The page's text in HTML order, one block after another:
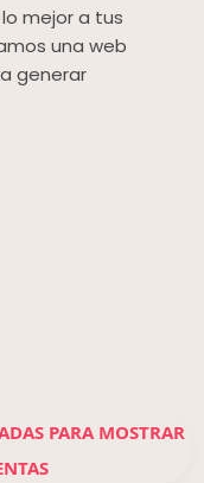
mejor a tus
una web
generar
PARA MOSTRAR